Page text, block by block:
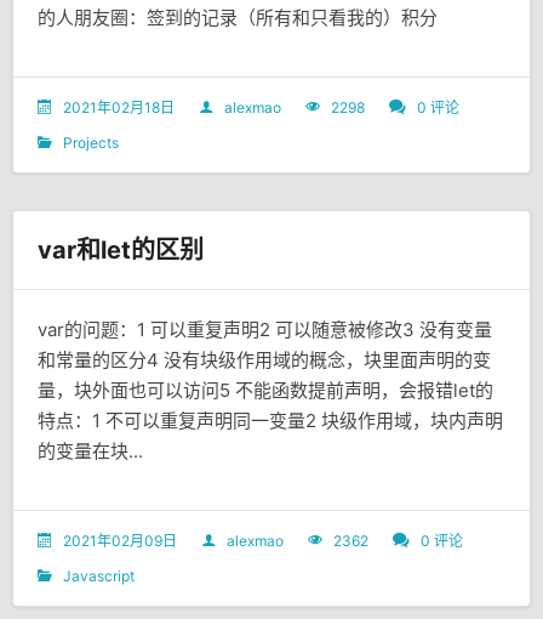
的人朋友圈：签到的记录（所有和只看我的）积分
2021年02月18日 alexmao 2298
0 评论
Projects
var和let的区别
var的问题：1 可以重复声明2 可以随意被修改3 没有变量
和常量的区分4 没有块级作用域的概念，块里面声明的变
量，块外面也可以访问5 不能函数提前声明，会报错let的
特点：1 不可以重复声明同一变量2 块级作用域，块内声明
的变量在块...
2021年02月09日 alexmao 2362
0 评论
Javascript